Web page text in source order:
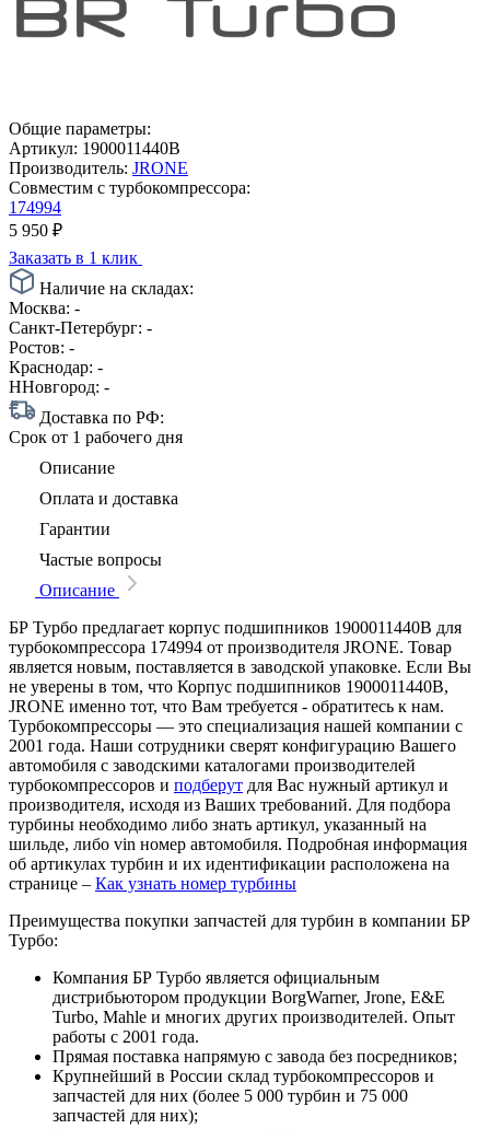
Общие параметры:
Артикул: 1900011440B
Производитель: JRONE
Совместим с турбокомпрессора:
174994
5 950 ₽
Заказать в 1 клик
Наличие на складах:
Москва: -
Санкт-Петербург: -
Ростов: -
Краснодар: -
ННовгород: -
Доставка по РФ:
Срок от 1 рабочего дня
Описание
Оплата и доставка
Гарантии
Частые вопросы
Описание
БР Турбо предлагает корпус подшипников 1900011440B для
турбокомпрессора 174994 от производителя JRONE. Товар
является новым, поставляется в заводской упаковке. Если Вы
не уверены в том, что Корпус подшипников 1900011440B,
JRONE именно тот, что Вам требуется - обратитесь к нам.
Турбокомпрессоры — это специализация нашей компании с
2001 года. Наши сотрудники сверят конфигурацию Вашего
автомобиля с заводскими каталогами производителей
турбокомпрессоров и подберут для Вас нужный артикул и
производителя, исходя из Ваших требований. Для подбора
турбины необходимо либо знать артикул, указанный на
шильде, либо vin номер автомобиля. Подробная информация
об артикулах турбин и их идентификации расположена на
странице – Как узнать номер турбины
Преимущества покупки запчастей для турбин в компании БР
Турбо:
Компания БР Турбо является официальным
дистрибьютором продукции BorgWarner, Jrone, E&E
Turbo, Mahle и многих других производителей. Опыт
работы с 2001 года.
Прямая поставка напрямую с завода без посредников;
Крупнейший в России склад турбокомпрессоров и
запчастей для них (более 5 000 турбин и 75 000
запчастей для них);